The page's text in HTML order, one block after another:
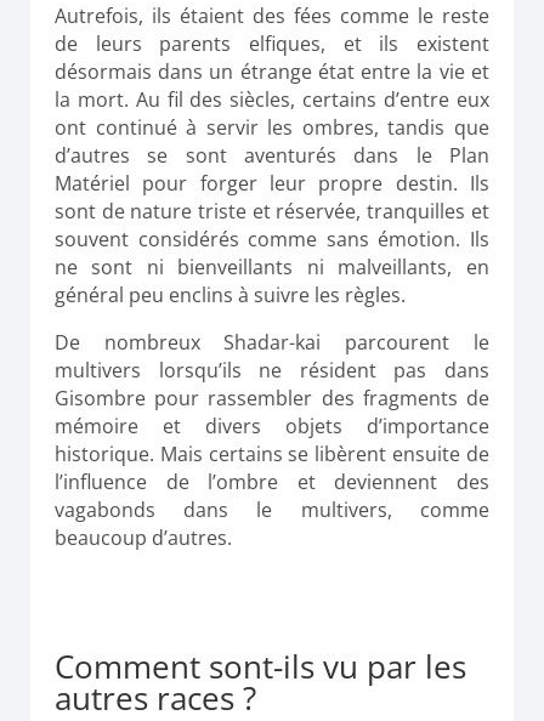
Autrefois, ils étaient des fées comme le reste
de leurs parents elfiques, et ils existent
désormais dans un étrange état entre la vie et
la mort. Au fil des siècles, certains d’entre eux
ont continué à servir les ombres, tandis que
d’autres se sont aventurés dans le Plan
Matériel pour forger leur propre destin. Ils
sont de nature triste et réservée, tranquilles et
souvent considérés comme sans émotion. Ils
ne sont ni bienveillants ni malveillants, en
général peu enclins à suivre les règles.
De nombreux Shadar-kai parcourent le
multivers lorsqu’ils ne résident pas dans
Gisombre pour rassembler des fragments de
mémoire et divers objets d’importance
historique. Mais certains se libèrent ensuite de
l’influence de l’ombre et deviennent des
vagabonds dans le multivers, comme
beaucoup d’autres.
Comment sont-ils vu par les
autres races ?